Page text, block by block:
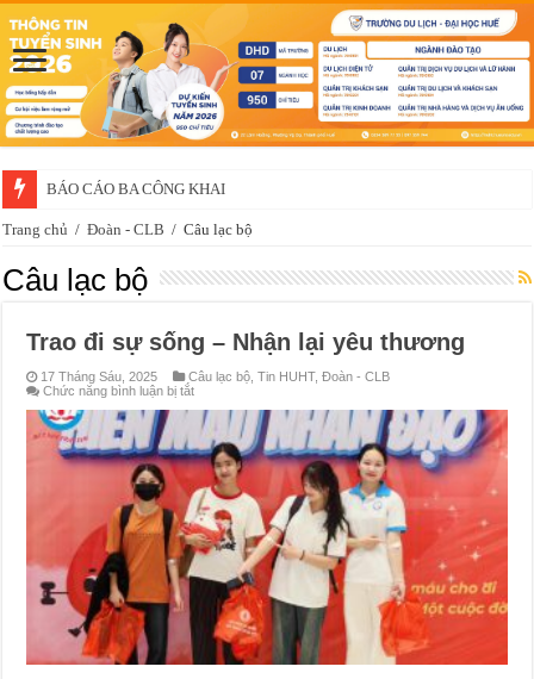
BÁO CÁO BA CÔNG KHAI
Thông báo về việc xét chọn sinh viên đề nghị nhận học bổng của doanh
Trang chủ / Đoàn - CLB / Câu lạc bộ
Câu lạc bộ
Trao đi sự sống – Nhận lại yêu thương
17 Tháng Sáu, 2025 Câu lạc bộ ,Tin HUHT,Đoàn - CLB
Chức năng bình luận bị tắtở
đi
sự
sống
–
Nhận
lại
yêu
thương